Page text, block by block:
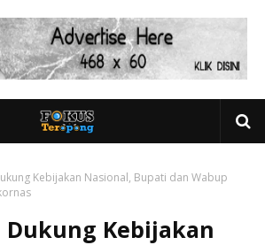
Kebijakan Nasional, Bupati dan Wabup
Kebijakan